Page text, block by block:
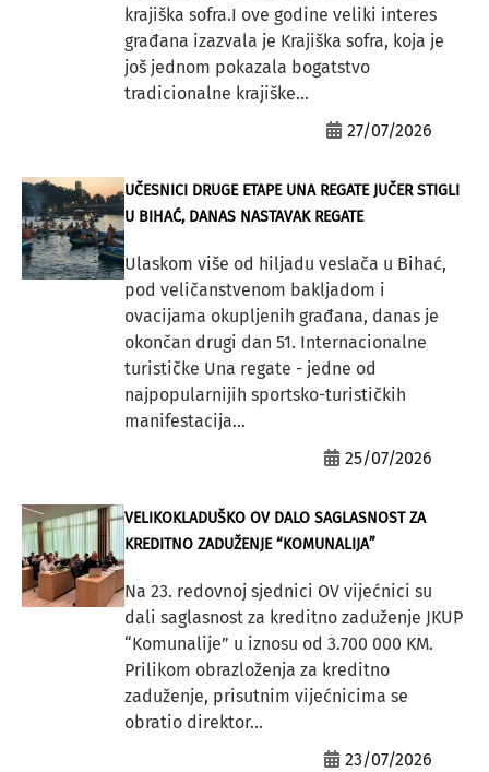
krajiška sofra.I ove godine veliki interes
građana izazvala je Krajiška sofra, koja je
još jednom pokazala bogatstvo
tradicionalne krajiške...
27/07/2026
UČESNICI DRUGE ETAPE UNA REGATE JUČER STIGLI
U BIHAĆ, DANAS NASTAVAK REGATE
Ulaskom više od hiljadu veslača u Bihać,
pod veličanstvenom bakljadom i
ovacijama okupljenih građana, danas je
okončan drugi dan 51. Internacionalne
turističke Una regate - jedne od
najpopularnijih sportsko-turističkih
manifestacija...
25/07/2026
VELIKOKLADUŠKO OV DALO SAGLASNOST ZA
KREDITNO ZADUŽENJE “KOMUNALIJA”
Na 23. redovnoj sjednici OV vijećnici su
dali saglasnost za kreditno zaduženje JKUP
“Komunalije” u iznosu od 3.700 000 KM.
Prilikom obrazloženja za kreditno
zaduženje, prisutnim vijećnicima se
obratio direktor...
23/07/2026